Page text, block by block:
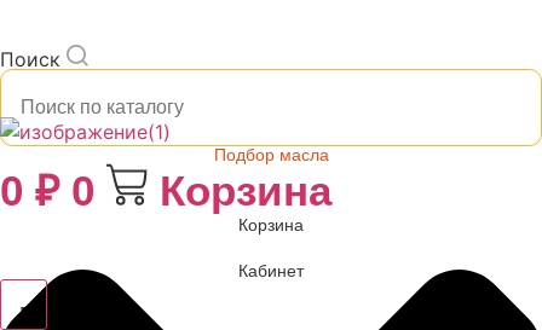
Поиск
Подбор масла
0 ₽ 0 Корзина
Корзина
Кабинет